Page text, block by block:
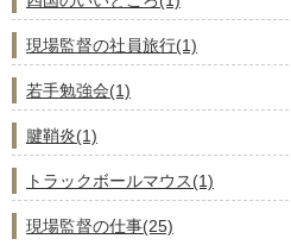
現場監督の社員旅行(1)
若手勉強会(1)
腱鞘炎(1)
トラックボールマウス(1)
現場監督の仕事(25)